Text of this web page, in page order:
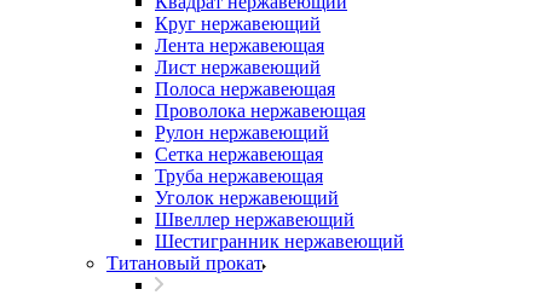
Круг нержавеющий
Лента нержавеющая
Лист нержавеющий
Полоса нержавеющая
Проволока нержавеющая
Рулон нержавеющий
Сетка нержавеющая
Труба нержавеющая
Уголок нержавеющий
Швеллер нержавеющий
Шестигранник нержавеющий
Титановый прокат